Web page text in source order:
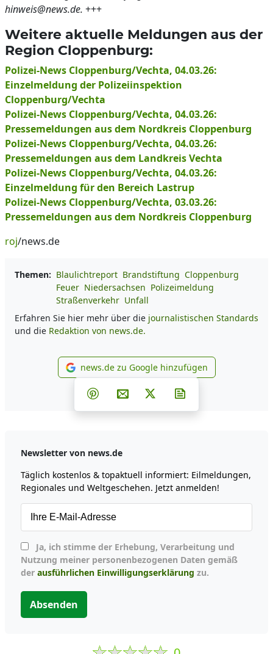
hinweis@news.de. +++
Weitere aktuelle Meldungen aus der
Region Cloppenburg:
Polizei-News Cloppenburg/Vechta, 04.03.26:
Einzelmeldung der Polizeiinspektion
Cloppenburg/Vechta
Polizei-News Cloppenburg/Vechta, 04.03.26:
Pressemeldungen aus dem Nordkreis Cloppenburg
Polizei-News Cloppenburg/Vechta, 04.03.26:
Pressemeldungen aus dem Landkreis Vechta
Polizei-News Cloppenburg/Vechta, 04.03.26:
Einzelmeldung für den Bereich Lastrup
Polizei-News Cloppenburg/Vechta, 03.03.26:
Pressemeldungen aus dem Nordkreis Cloppenburg
roj/news.de
Themen: Blaulichtreport Brandstiftung Cloppenburg
Feuer Niedersachsen Polizeimeldung
Straßenverkehr Unfall
Erfahren Sie hier mehr über die journalistischen Standards
und die Redaktion von news.de.
news.de zu Google
news.de zu Google hinzufügen
Teilen auf Facebook
Teilen auf Whatsapp
Teilen auf Telegram
Teilen auf Pinterest
Per E-Mail teilen
Post auf X
Newsletter von news.de
Täglich kostenlos & topaktuell informiert: Eilmeldungen,
Regionales und Weltgeschehen. Jetzt anmelden!
Nutzung meiner personenbezogenen Daten gemäß
der ausführlichen Einwilligungserklärung zu.
Absenden